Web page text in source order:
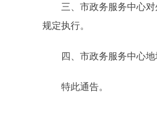
三、市政务服务中心对外
规定执行。
四、市政务服务中心地址
特此通告。